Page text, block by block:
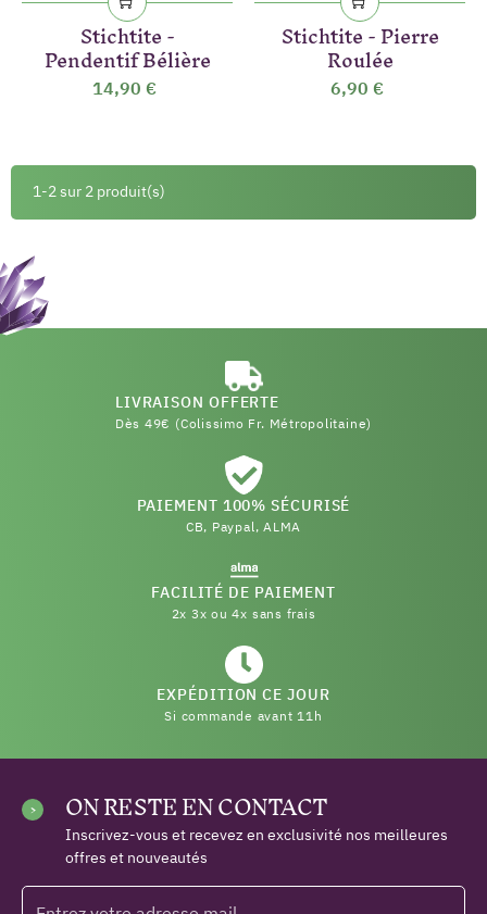
Stichtite -
Pendentif Bélière
14,90 €
Stichtite - Pierre
Roulée
6,90 €
1-2 sur 2 produit(s)
LIVRAISON OFFERTE
Dès 49€ (Colissimo Fr. Métropolitaine)
PAIEMENT 100% SÉCURISÉ
CB, Paypal, ALMA
FACILITÉ DE PAIEMENT
2x 3x ou 4x sans frais
EXPÉDITION CE JOUR
Si commande avant 11h
ON RESTE EN CONTACT
Inscrivez-vous et recevez en exclusivité nos meilleures
offres et nouveautés